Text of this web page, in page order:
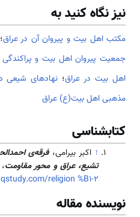
نیز نگاه کنید به
مکتب اهل بیت و پیروان آن در عراق؛
جمعیت پیروان اهل بیت و پراکندگی
اهل بیت در عراق؛ نهادهای شیعی
مذهبی اهل بیت(ع) عراق
کتابشناسی
↑ اکبر بیرامی،فرقه‌ی
تشیع، عراق و محور مقاومت، 29 دسامبر 2024، قابل بازیابی از:
religion %B1-2
نویسنده مقاله